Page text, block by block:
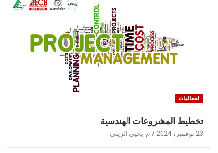
الفعاليات
تخطيط المشروعات الهندسية
23 نوفمبر، 2024 م. يحيى الزيني